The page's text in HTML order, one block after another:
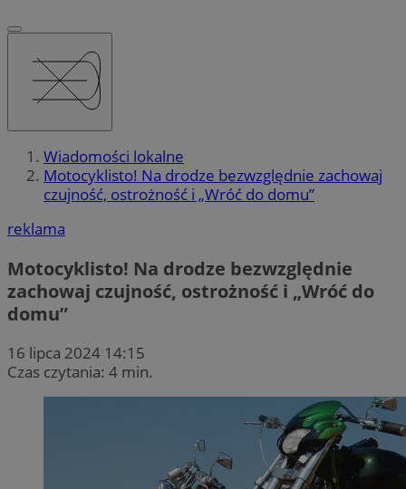
Wiadomości lokalne
Motocyklisto! Na drodze bezwzględnie zachowaj
czujność, ostrożność i „Wróć do domu”
reklama
Motocyklisto! Na drodze bezwzględnie
zachowaj czujność, ostrożność i „Wróć do
domu”
16 lipca 2024 14:15
Czas czytania: 4 min.